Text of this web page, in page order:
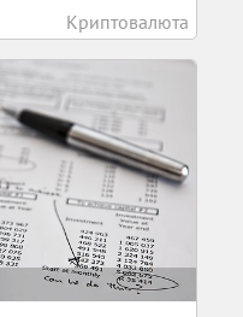
Криптовалюта